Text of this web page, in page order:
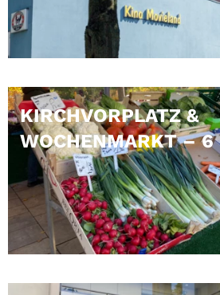
KIRCHVORPLATZ &
WOCHENMARKT – 6